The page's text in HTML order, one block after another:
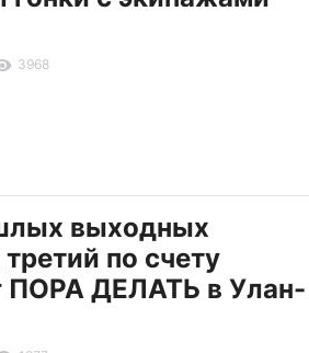
3968
выходных
по счету
ПОРА ДЕЛАТЬ в Улан-